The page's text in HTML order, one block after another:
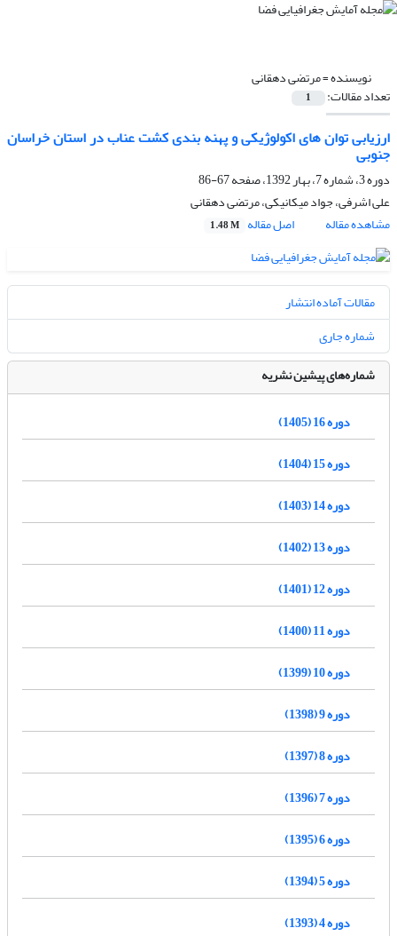
نویسنده =مرتضی دهقانی
تعداد مقالات: 1
ارزیابی توان های اکولوژیکی و پهنه بندی کشت عناب در استان خراسان
جنوبی
دوره 3، شماره 7، بهار 1392، صفحه
67-86
علی اشرفی، جواد میکانیکی، مرتضی دهقانی
مشاهده مقاله
اصل مقاله 1.48 M
مقالات آماده انتشار
شماره جاری
شماره‌های پیشین نشریه
دوره 16 (1405)
دوره 15 (1404)
دوره 14 (1403)
دوره 13 (1402)
دوره 12 (1401)
دوره 11 (1400)
دوره 10 (1399)
دوره 9 (1398)
دوره 8 (1397)
دوره 7 (1396)
دوره 6 (1395)
دوره 5 (1394)
دوره 4 (1393)